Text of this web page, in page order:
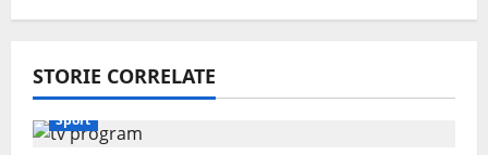
g
a
z
STORIE CORRELATE
Sport